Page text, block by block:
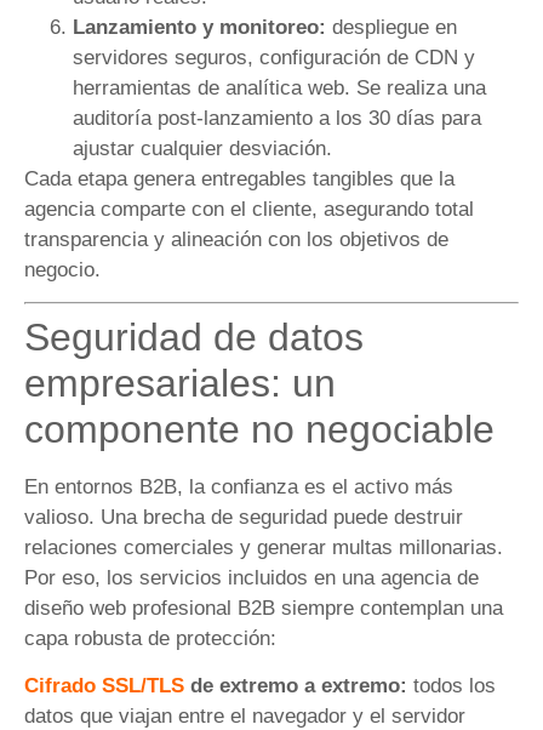
Lanzamiento y monitoreo: despliegue en
servidores seguros, configuración de CDN y
herramientas de analítica web. Se realiza una
auditoría post-lanzamiento a los 30 días para
ajustar cualquier desviación.
Cada etapa genera entregables tangibles que la
agencia comparte con el cliente, asegurando total
transparencia y alineación con los objetivos de
negocio.
Seguridad de datos
empresariales: un
componente no negociable
En entornos B2B, la confianza es el activo más
valioso. Una brecha de seguridad puede destruir
relaciones comerciales y generar multas millonarias.
Por eso, los servicios incluidos en una agencia de
diseño web profesional B2B siempre contemplan una
capa robusta de protección:
Cifrado SSL/TLS de extremo a extremo: todos los
datos que viajan entre el navegador y el servidor